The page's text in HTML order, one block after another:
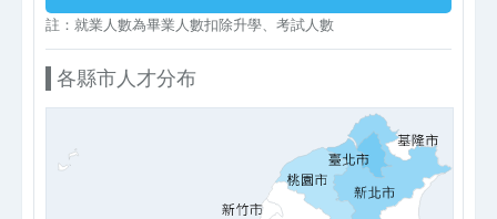
註：就業人數為畢業人數扣除升學、考試人數
各縣市人才分布